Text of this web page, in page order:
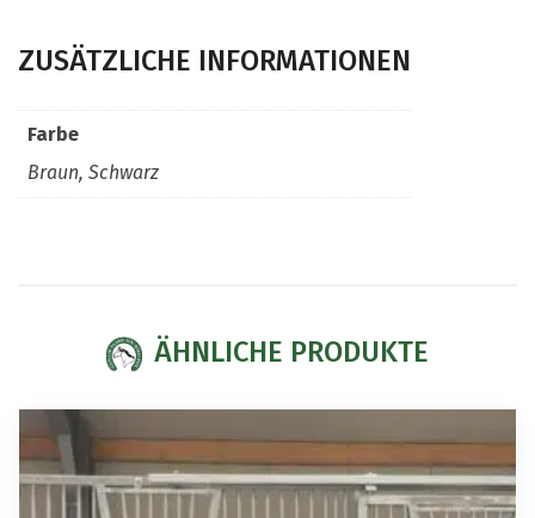
ZUSÄTZLICHE INFORMATIONEN
Farbe
Braun, Schwarz
ÄHNLICHE PRODUKTE